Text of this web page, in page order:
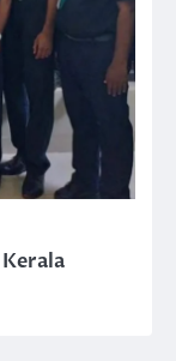
Kerala